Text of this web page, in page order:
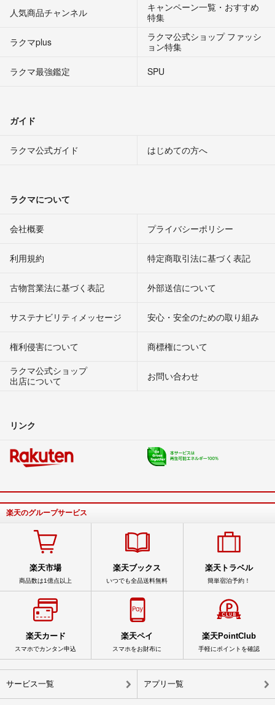
人気商品チャンネル
キャンペーン一覧・おすすめ
特集
ラクマplus
ラクマ公式ショップ ファッシ
ョン特集
ラクマ最強鑑定
SPU
ガイド
ラクマ公式ガイド はじめての方へ
ラクマについて
会社概要 プライバシーポリシー
利用規約 特定商取引法に基づく表記
古物営業法に基づく表記 外部送信について
サステナビリティメッセージ 安心・安全のための取り組み
権利侵害について
商標権について
ラクマ公式ショップ
出店について
お問い合わせ
リンク
楽天のグループサービス
楽天市場
商品数は1億点以上
楽天ブックス
いつでも全品送料無料
楽天トラベル
簡単宿泊予約！
楽天カード
スマホでカンタン申込
楽天ペイ
スマホをお財布に
楽天PointClub
手軽にポイントを確認
サービス一覧 アプリ一覧